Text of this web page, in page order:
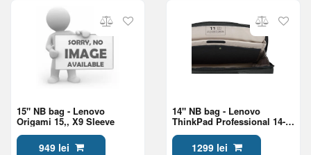
15" NB bag - Lenovo
Origami 15,, X9 Sleeve
949 lei
14" NB bag - Lenovo
ThinkPad Professional 14-
inch Topload Gen 2
1299 lei